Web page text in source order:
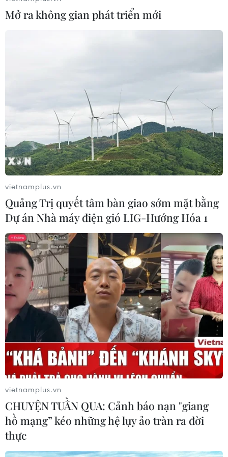
Hàn Quốc tăng cường giải pháp
ngăn chặn đánh bạc trực tuyến trong
quân đội
06/08/2026 04:52
CƠ QUAN CHỦ QUẢN: THÔNG TẤN XÃ VIỆT NAM
Tổng Biên tập: TRẦN TIẾN DUẨN
Phó Tổng Biên tập: NGUYỄN THỊ TÁM, KHÚC THANH
THỦY
Sở hữu trí tuệ
Quy định sử dụng
RSS
Hỗ trợ
Ngôn ngữ
TTXVN
Dịch vụ tin
Quảng cáo
Liên hệ
Mở ra không gian phát triển mới
vietnamplus.vn
Quảng Trị quyết tâm bàn giao sớm mặt bằng
Dự án Nhà máy điện gió LIG-Hướng Hóa 1
vietnamplus.vn
CHUYỆN TUẦN QUA: Cảnh báo nạn "giang
hồ mạng” kéo những hệ lụy ảo tràn ra đời
thực